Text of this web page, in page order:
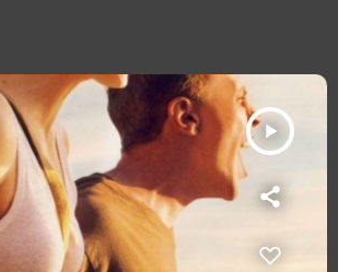
play_arrow